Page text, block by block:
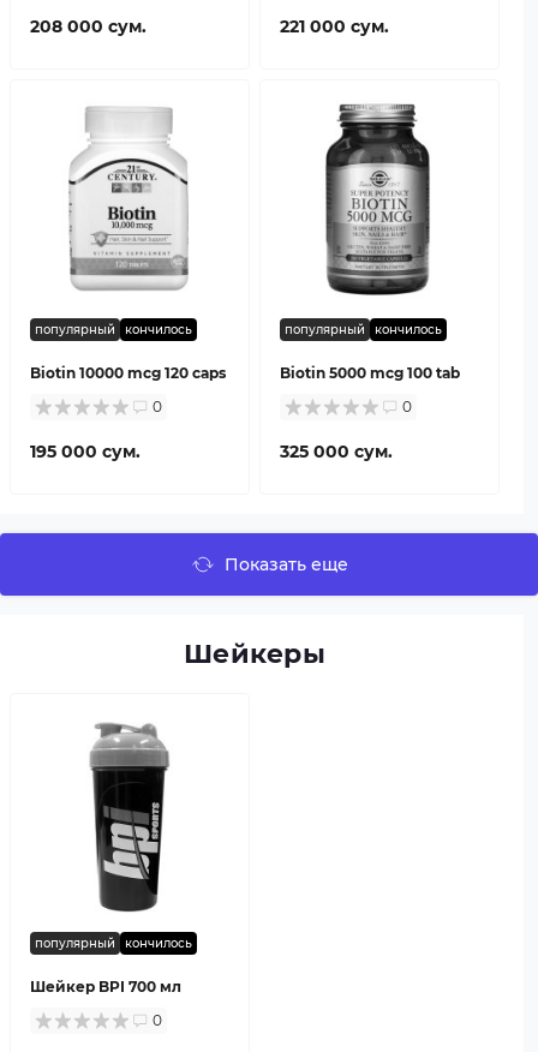
208 000 сум. 221 000 сум.
популярный кончилось
Biotin 10000 mcg 120 caps
0
195 000 сум.
популярный кончилось
Biotin 5000 mcg 100 tab
0
325 000 сум.
Показать еще
Шейкеры
популярный кончилось
Шейкер BPI 700 мл
0